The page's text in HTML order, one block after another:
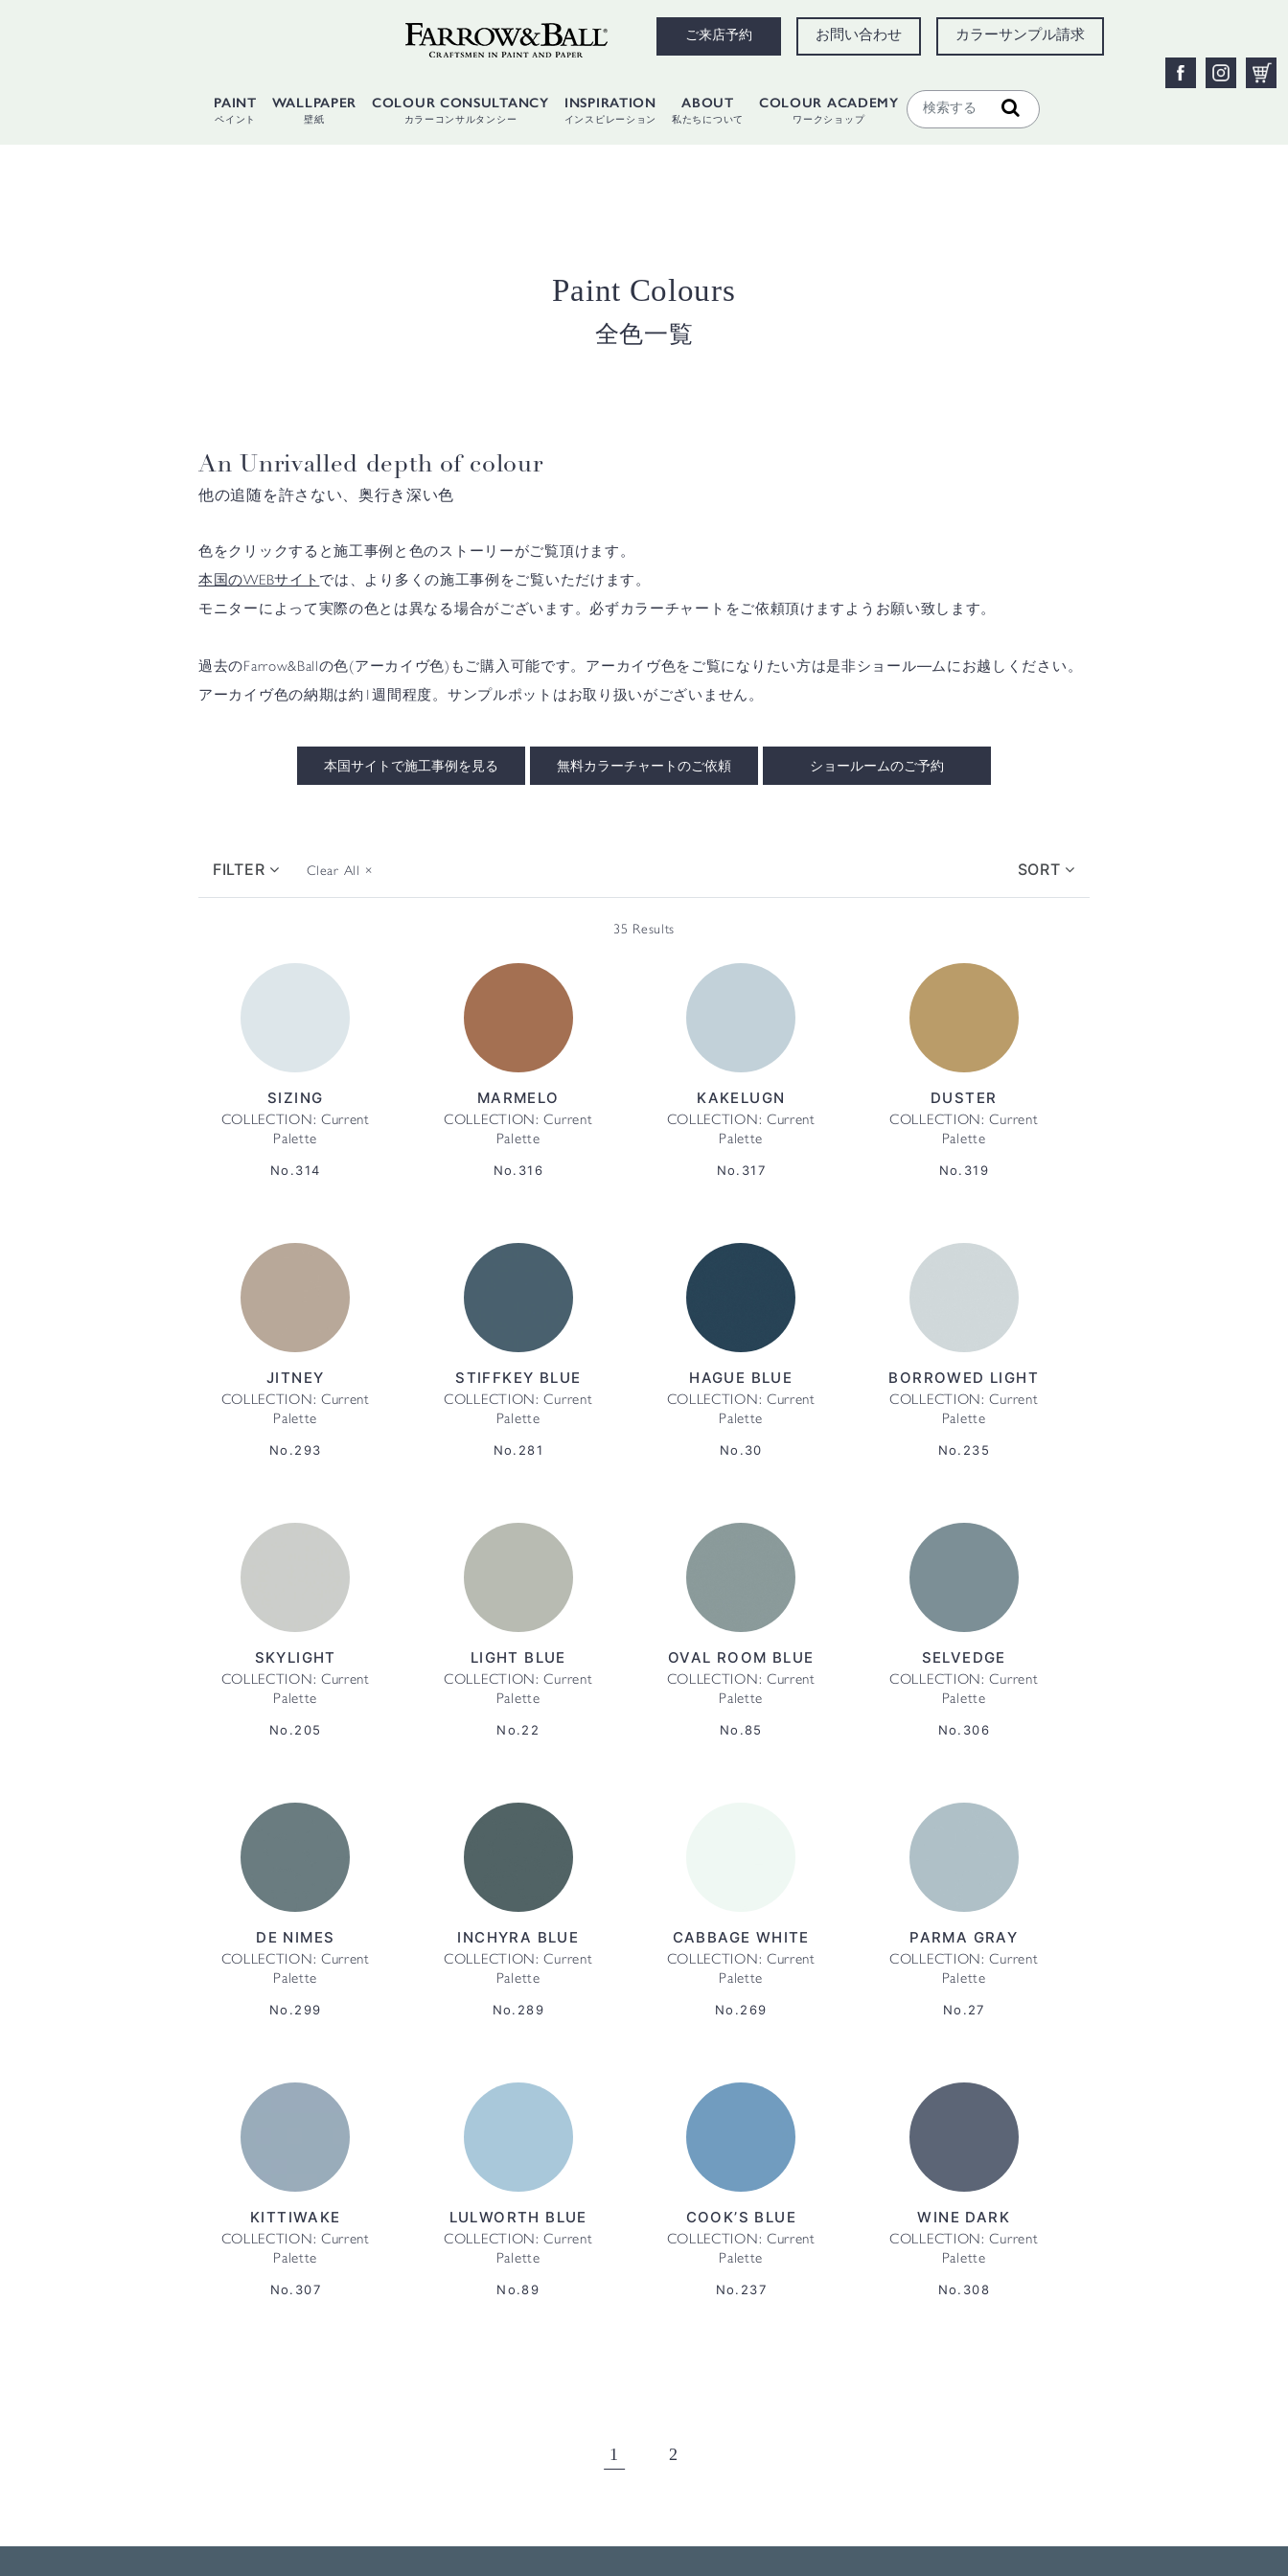
ご来店予約 お問い合わせ カラーサンプル請求
PAINT
ペイント
WALLPAPER
壁紙
COLOUR CONSULTANCY
カラーコンサルタンシー
INSPIRATION
インスピレーション
ABOUT
私たちについて
COLOUR ACADEMY
ワークショップ
Paint Colours
全色一覧
An Unrivalled depth of colour
他の追随を許さない、奥行き深い色
色をクリックすると施工事例と色のストーリーがご覧頂けます。
本国のWEBサイト では、より多くの施工事例をご覧いただけます。
モニターによって実際の色とは異なる場合がございます。必ずカラーチャートをご依頼頂けますようお願い致します。
過去のFarrow&Ballの色(アーカイヴ色)もご購入可能です。アーカイヴ色をご覧になりたい方は是非ショール―ムにお越しください。
アーカイヴ色の納期は約1週間程度。サンプルポットはお取り扱いがございません。
本国サイトで施工事例を見る 無料カラーチャートのご依頼 ショールームのご予約
FILTER Clear All × SORT
35 Results
SIZING
COLLECTION: Current
Palette
No.314
MARMELO
COLLECTION: Current
Palette
No.316
KAKELUGN
COLLECTION: Current
Palette
No.317
DUSTER
COLLECTION: Current
Palette
No.319
JITNEY
COLLECTION: Current
Palette
No.293
STIFFKEY BLUE
COLLECTION: Current
Palette
No.281
HAGUE BLUE
COLLECTION: Current
Palette
No.30
BORROWED LIGHT
COLLECTION: Current
Palette
No.235
SKYLIGHT
COLLECTION: Current
Palette
No.205
LIGHT BLUE
COLLECTION: Current
Palette
No.22
OVAL ROOM BLUE
COLLECTION: Current
Palette
No.85
SELVEDGE
COLLECTION: Current
Palette
No.306
DE NIMES
COLLECTION: Current
Palette
No.299
INCHYRA BLUE
COLLECTION: Current
Palette
No.289
CABBAGE WHITE
COLLECTION: Current
Palette
No.269
PARMA GRAY
COLLECTION: Current
Palette
No.27
KITTIWAKE
COLLECTION: Current
Palette
No.307
LULWORTH BLUE
COLLECTION: Current
Palette
No.89
COOK’S BLUE
COLLECTION: Current
Palette
No.237
WINE DARK
COLLECTION: Current
Palette
No.308
1 2